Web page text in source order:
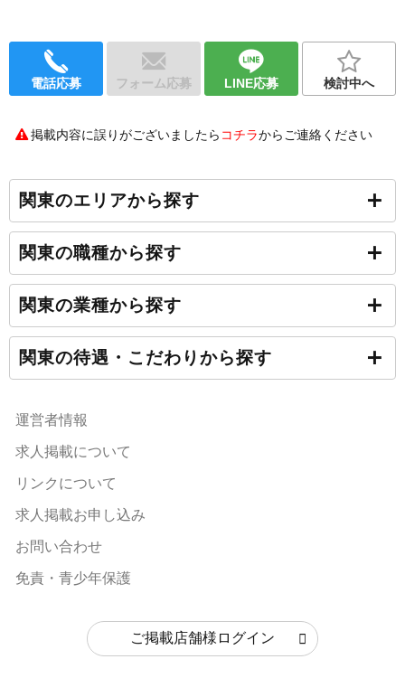
電話応募 フォーム応募 LINE応募 検討中へ
掲載内容に誤りがございましたら コチラからご連絡ください
関東のエリアから探す
関東の職種から探す
関東の業種から探す
関東の待遇・こだわりから探す
運営者情報
求人掲載について
リンクについて
求人掲載お申し込み
お問い合わせ
免責・青少年保護
ご掲載店舗様ログイン